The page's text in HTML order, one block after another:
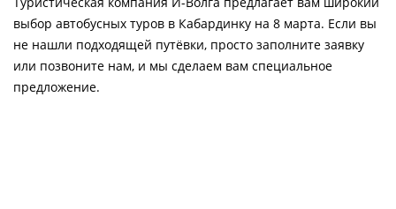
выбор автобусных туров в Кабардинку на 8 марта. Если вы
не нашли подходящей путёвки, просто заполните заявку
или позвоните нам, и мы сделаем вам специальное
предложение.